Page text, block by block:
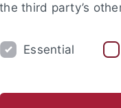
the third party’s
Essential